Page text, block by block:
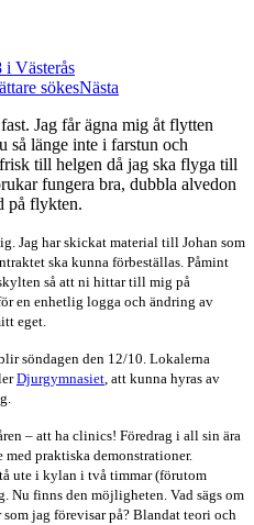
Västerås
sökesNästa
Jag får ägna mig åt flytten
så länge inte i farstun och
till helgen då jag ska flyga till
fungera bra, dubbla alvedon
på flykten.
Jag har skickat material till Johan som
ska kunna förbeställas. Påmint
så att ni hittar till mig på
en enhetlig logga och ändring av
eget.
söndagen den 12/10. Lokalerna
Djurgymnasiet, att kunna hyras av
– att ha clinics! Föredrag i all sin ära
praktiska demonstrationer.
ute i kylan i två timmar (förutom
Nu finns den möjligheten. Vad sägs om
jag förevisar på? Blandat teori och